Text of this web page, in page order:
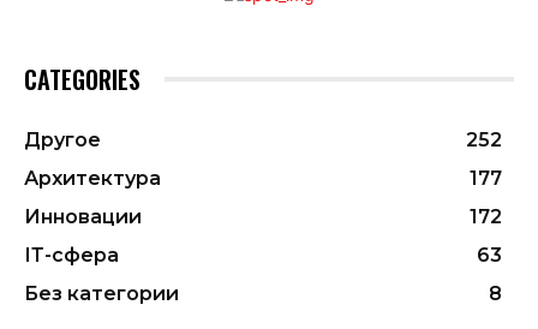
CATEGORIES
Другое
252
Архитектура
177
Инновации
172
ІТ-сфера
63
Без категории
8